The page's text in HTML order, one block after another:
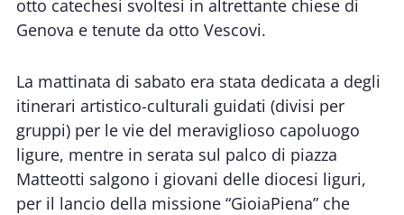
otto catechesi svoltesi in altrettante chiese di
Genova e tenute da otto Vescovi.
La mattinata di sabato era stata dedicata a degli
itinerari artistico-culturali guidati (divisi per
gruppi) per le vie del meraviglioso capoluogo
ligure, mentre in serata sul palco di piazza
Matteotti salgono i giovani delle diocesi liguri,
per il lancio della missione “GioiaPiena” che